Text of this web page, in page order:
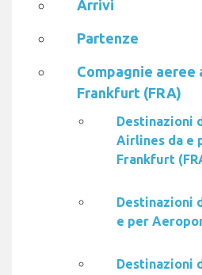
Arrivi
Partenze
Compagnie aeree
Frankfurt (FRA)
Destinazioni
Airlines da e
Frankfurt
Destinazioni
e per
Destinazioni